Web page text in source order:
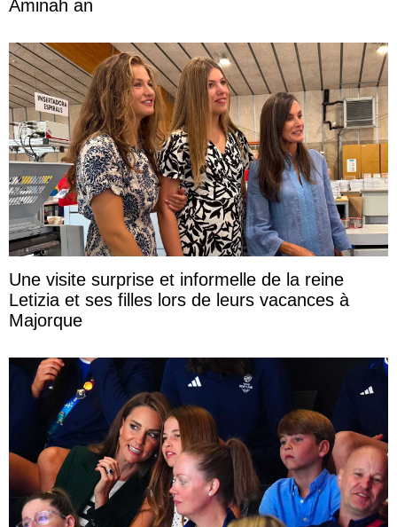
Aminah an
Une visite surprise et informelle de la reine
Letizia et ses filles lors de leurs vacances à
Majorque